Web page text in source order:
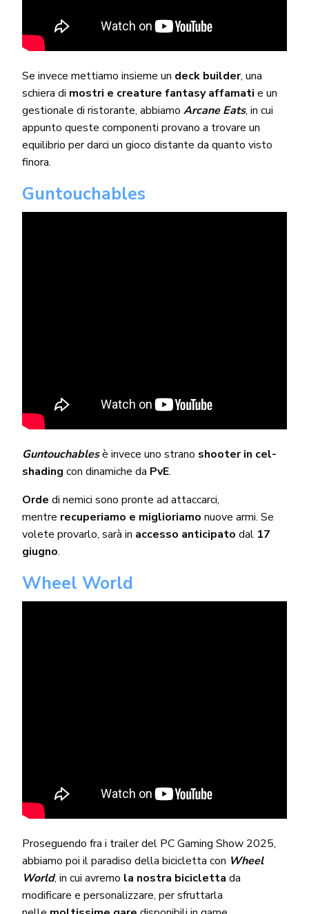
Se invece mettiamo insieme un deck builder, una
schiera di mostri e creature fantasy affamati e un
gestionale di ristorante, abbiamoArcane Eats, in cui
appunto queste componenti provano a trovare un
equilibrio per darci un gioco distante da quanto visto
finora.
Guntouchables
Guntouchablesè invece uno strano shooter in cel-
shading con dinamiche da PvE.
Orde di nemici sono pronte ad attaccarci,
mentre recuperiamo e miglioriamonuove armi. Se
volete provarlo, sarà in accesso anticipatodal 17
giugno.
Wheel World
Proseguendo fra i trailer del PC Gaming Show 2025,
abbiamo poi il paradiso della bicicletta con Wheel
World, in cui avremo la nostra biciclettada
modificare e personalizzare, per sfruttarla